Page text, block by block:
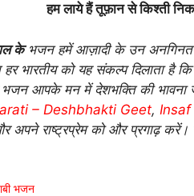
हम लाये हैं तूफ़ान से किश्ती
केभजन हमें आज़ादी के उन अनगिनत
भारतीय को यह संकल्प दिलाता है
भजन आपके मन में देशभक्ति की भावना
– Deshbhakti Geet,
अपने राष्ट्रप्रेम को और प्रगाढ़
भजन